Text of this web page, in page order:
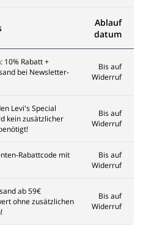
Ablauf
datum
10% Rabatt +
bei Newsletter-
Bis auf
Widerruf
Levi's Special
kein zusätzlicher
Bis auf
Widerruf
Rabattcode mit
Bis auf
Widerruf
ab 59€
ohne zusätzlichen
Bis auf
Widerruf